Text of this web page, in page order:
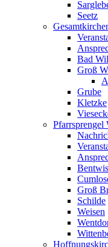
Seetz
Bad
Groß
Grube
Kletzke
Pfarrsprengel
Groß
Schilde
Weisen